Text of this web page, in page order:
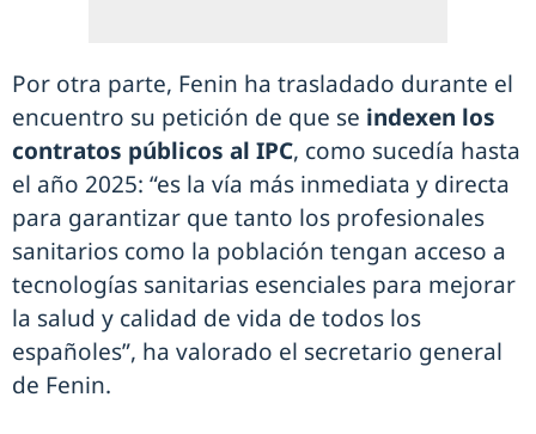
Por otra parte, Fenin ha trasladado durante el
encuentro su petición de que se indexen los
contratos públicos al IPC, como sucedía hasta
el año 2025: “es la vía más inmediata y directa
para garantizar que tanto los profesionales
sanitarios como la población tengan acceso a
tecnologías sanitarias esenciales para mejorar
la salud y calidad de vida de todos los
españoles”, ha valorado el secretario general
de Fenin.